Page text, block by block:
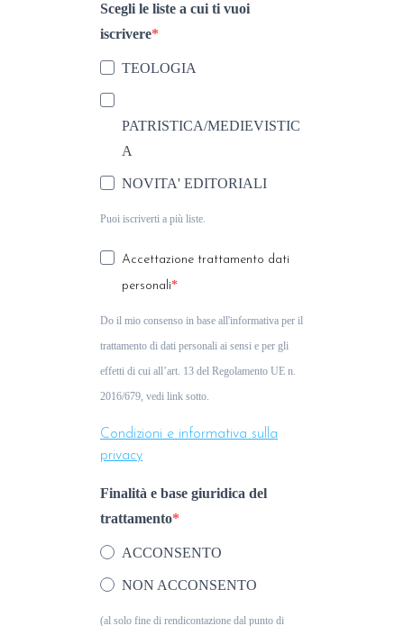
Scegli le liste a cui ti vuoi
iscrivere
TEOLOGIA
PATRISTICA/MEDIEVISTIC
A
NOVITA' EDITORIALI
Puoi iscriverti a più liste.
Accettazione trattamento dati
personali
Do il mio consenso in base all'informativa per il
trattamento di dati personali ai sensi e per gli
effetti di cui all’art. 13 del Regolamento UE n.
2016/679, vedi link sotto.
Condizioni e informativa sulla
privacy
Finalità e base giuridica del
trattamento
ACCONSENTO
NON ACCONSENTO
(al solo fine di rendicontazione dal punto di